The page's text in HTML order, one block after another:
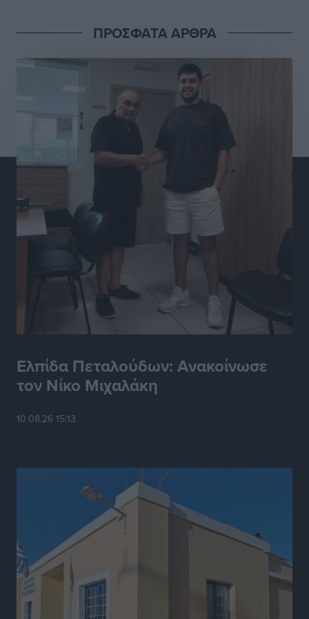
Πόθιας με χρηματοδότηση 3,58 εκατ. ευρώ από το
Τοπικές Ειδήσεις
Την Παρασκευή 21 Αυγούστου η τελετή εγκαινίων
του νέου Περιφερειακού Πολυδύναμου Ιατρείου
Γενναδίου παρουσία του Άδωνι Γεωργιάδη
• πριν 4 ώρες
Στη Λέρο ο πρόεδρος του ΠΑΣΟΚ Νίκος Ανδρουλάκης
Τοπικές Ειδήσεις•
Στα 2-2,35 GW ο στόχος για τα πρώτα υπεράκτια
αιολικά πάρκα που θα λειτουργήσουν στη χώρα μας
Ειδήσεις• πριν 6 ώρες
Η Ελλάδα κρατά το τουριστικό momentum, παρά τις
γεωπολιτικές αναταράξεις
Σε κόκκινο συναγερμό επτά Περιφέρειες – Οι οδηγίες
Πυρκαγιάς
– Στο μικροσκόπιο τουριστικοί προορισμοί, ταμειακές
και συναλλαγές POS
πριν 6 ώρες
Δημόσιο: Το νέο καθεστώς επιλογής προϊσταμένων, τι
προβλέπει το νομοσχέδιο του Υπ. Εσωτερικών
Ειδήσεις πριν 6 ώρες
ΠΡΟΣΦΑΤΑ ΑΡΘΡΑ
Ελπίδα Πεταλούδων: Ανακοίνωσε
τον Νίκο Μιχαλάκη
10.08.26 15:13